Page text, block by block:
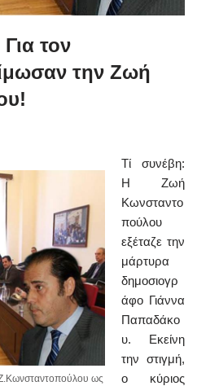
τον
την Ζωή
ως
Τί συνέβη:
Η Ζωή
Κωνσταντο
πούλου
εξέταζε την
μάρτυρα
δημοσιογρ
άφο Γιάννα
Παπαδάκο
υ. Εκείνη
την στιγμή,
ο κύριος